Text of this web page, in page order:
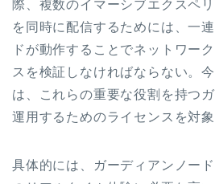
際、複数のイマーシブエクスペ
を同時に配信するためには、一
ドが動作することでネットワー
スを検証しなければならない。
は、これらの重要な役割を持つ
運用するためのライセンスを対象
具体的には、ガーディアンノー